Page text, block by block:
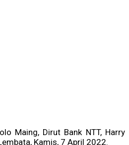
Maing, Dirut Bank NTT, Harry
Kamis, 7 April 2022.